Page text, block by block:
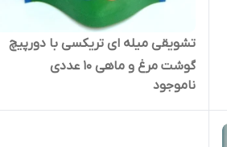
تشویقی میله ای تریکسی با دورپیچ
گوشت مرغ و ماهی ۱۰ عددی
ناموجود